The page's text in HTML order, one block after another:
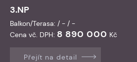
3.NP
Balkon/Terasa: / - / -
Cena vč. DPH: 8 890 000 Kč
Přejít na detail